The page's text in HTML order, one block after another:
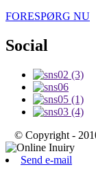
FORESPØRG NU
Social
© Copyright -
Send e-mail